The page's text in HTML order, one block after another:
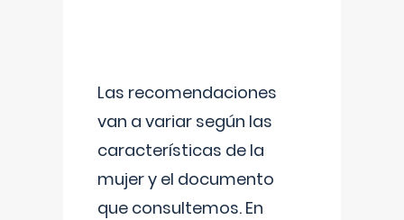
Las recomendaciones
van a variar según las
características de la
mujer y el documento
que consultemos. En